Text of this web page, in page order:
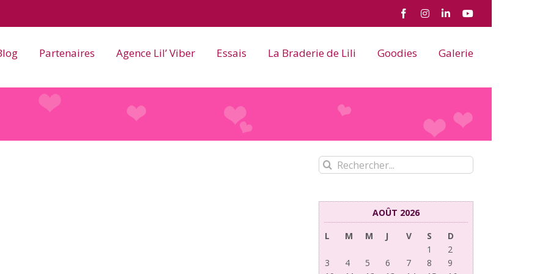
FacebookInstagram
LinkedInYouTube
Partenaires Agence Lil’ Viber Essais La Braderie de Lili Goodies Galerie
Rechercher:
AOÛT 2026
L
M M J V S
D
1
2
3
4 5 6 7 8
9